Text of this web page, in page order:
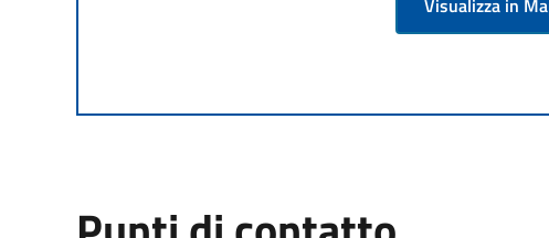
Visualizza in